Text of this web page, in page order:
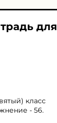
для
класс
- 56.